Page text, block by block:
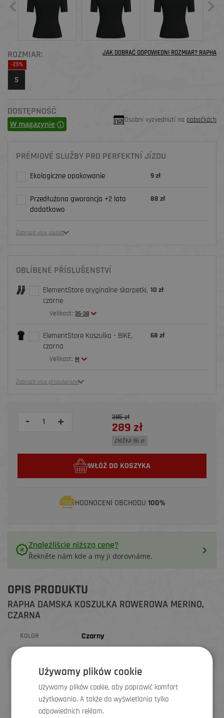
ROZMIAR: JAK DOBRAĆ ODPOWIEDNI ROZMIAR? RAPHA
-25%
S
DOSTĘPNOŚĆ
W magazynie Osobní vyzvednutí na pobočkách
PRÉMIOVÉ SLUŽBY PRO PERFEKTNÍ JÍZDU
Ekologiczne opakowanie 9 zł
Przedłużona gwarancja +2 lata
dodatkowo
88 zł
Zobrazit více služeb
OBLÍBENÉ PŘÍSLUŠENSTVÍ
ElementStore oryginalne skarpetki,
czarne
Velikost: 35-38
10 zł
ElementStore Koszulka - BIKE,
czarna
Velikost: M
68 zł
Zobrazit více příslušenství
- + 385 zł
289 zł
ZNİŻKA 96 zł
WŁÓŻ DO KOSZYKA
HODNOCENÍ OBCHODU 100%
Znaleźliście niższą cenę?
Řekněte nám kde a my ji dorovnáme.
OPIS PRODUKTU
RAPHA DAMSKA KOSZULKA ROWEROWA MERINO,
CZARNA
KOLOR Czarny
MĘKKIE, ODDYCHAJĄCE,
PRZEZNACZONE DO WARSTWOWANIA
Używamy plików cookie
Używamy plików cookie, aby poprawić komfort
użytkowania. A także do wyświetlania tylko
odpowiednich reklam.